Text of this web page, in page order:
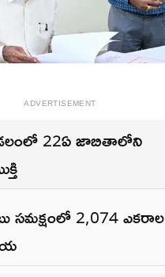
ADVERTISEMENT
22ఏ జాబితాలోని
సమక్షంలో 2,074 ఎకరాల